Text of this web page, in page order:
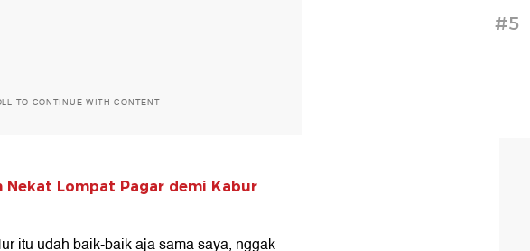
TO CONTINUE WITH CONTENT
Nekat Lompat Pagar demi Kabur
itu udah baik-baik aja sama saya, nggak
#5